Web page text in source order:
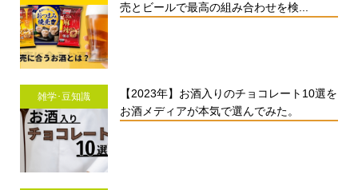
売とビールで最高の組み合わせを検...
雑学･豆知識
【2023年】お酒入りのチョコレート10選を
お酒メディアが本気で選んでみた。